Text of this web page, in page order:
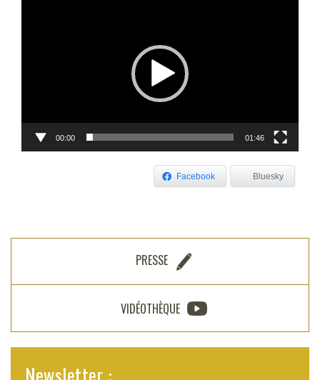
00:00 01:46
Facebook Bluesky
PRESSE
VIDÉOTHÈQUE